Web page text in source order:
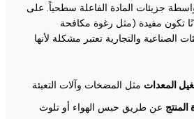
جزيئات المادة الفاعلة سطحياً. على
تكون مفيدة (مثل رغوة مكافحة
الصناعية والتجارية تعتبر مشكلة لأنها
المعدات مثل المضخات وآلات التعبئة
عن طريق حبس الهواء أو تلوث